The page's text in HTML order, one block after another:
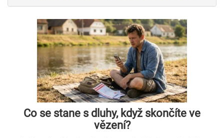
Co se stane s dluhy, když skončíte ve
vězení?